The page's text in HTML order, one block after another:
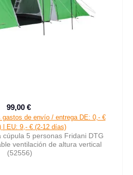
Precio de venta:
99,00 €
de envío / entrega DE: 0,- €
| EU: 9,- € (2-12 días)
cúpula 5 personas Fridani DTG
ventilación de altura vertical
(52556)